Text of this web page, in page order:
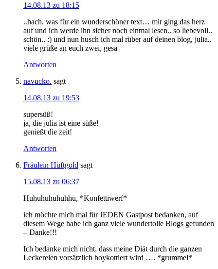
14.08.13 zu 18:15
..hach, was für ein wunderschöner text… mir ging das herz
auf und ich werde ihn sicher noch einmal lesen.. so liebevoll..
schön.. :) und nun husch ich mal rüber auf deinen blog, julia..
viele grüße an euch zwei, gesa
Antworten
navucko. sagt
14.08.13 zu 19:53
supersüß!
ja, die julia ist eine süße!
genießt die zeit!
Antworten
Fräulein Hüftgold sagt
15.08.13 zu 06:37
Huhuhuhuhuhhu, *Konfettiwerf*
ich möchte mich mal für JEDEN Gastpost bedanken, auf
diesem Wege habe ich ganz viele wundertolle Blogs gefunden
– Danke!!!
Ich bedanke mich nicht, dass meine Diät durch die ganzen
Leckereien vorsätzlich boykottiert wird …. *grummel*